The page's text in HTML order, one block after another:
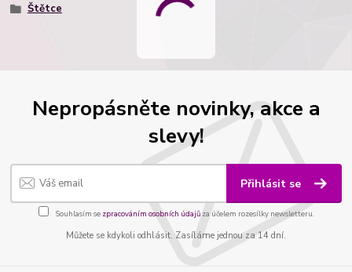
Štětce
Nepropásněte novinky, akce a
slevy!
Přihlásit se
Souhlasím se zpracováním osobních údajůza účelem rozesílky newsletteru.
Můžete se kdykoli odhlásit. Zasíláme jednou za 14 dní.